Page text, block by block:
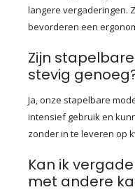
langere vergaderingen.
bevorderen een
Zijn
stevig
Ja, onze stapelbare
intensief gebruik en
zonder in te leveren op
Kan ik
met andere